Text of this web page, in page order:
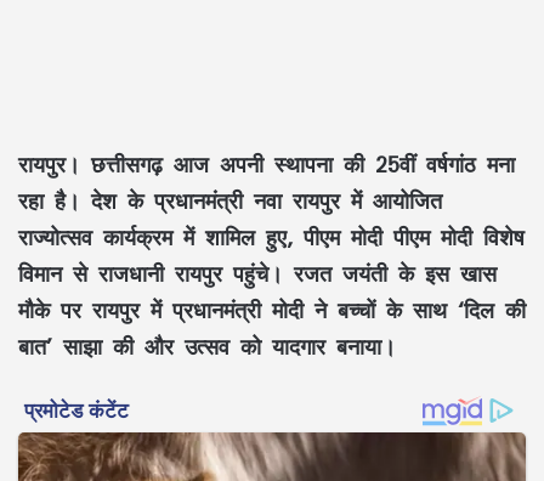
रायपुर। छत्तीसगढ़ आज अपनी स्थापना की 25वीं वर्षगांठ मना
रहा है। देश के प्रधानमंत्री नवा रायपुर में आयोजित
राज्योत्सव कार्यक्रम में शामिल हुए, पीएम मोदी पीएम मोदी विशेष
विमान से राजधानी रायपुर पहुंचे। रजत जयंती के इस खास
मौके पर रायपुर में प्रधानमंत्री मोदी ने बच्चों के साथ ‘दिल की
बात’ साझा की और उत्सव को यादगार बनाया।